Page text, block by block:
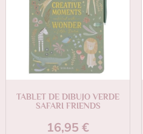
TABLET DE DIBUJO VERDE
SAFARI FRIENDS
16,95 €